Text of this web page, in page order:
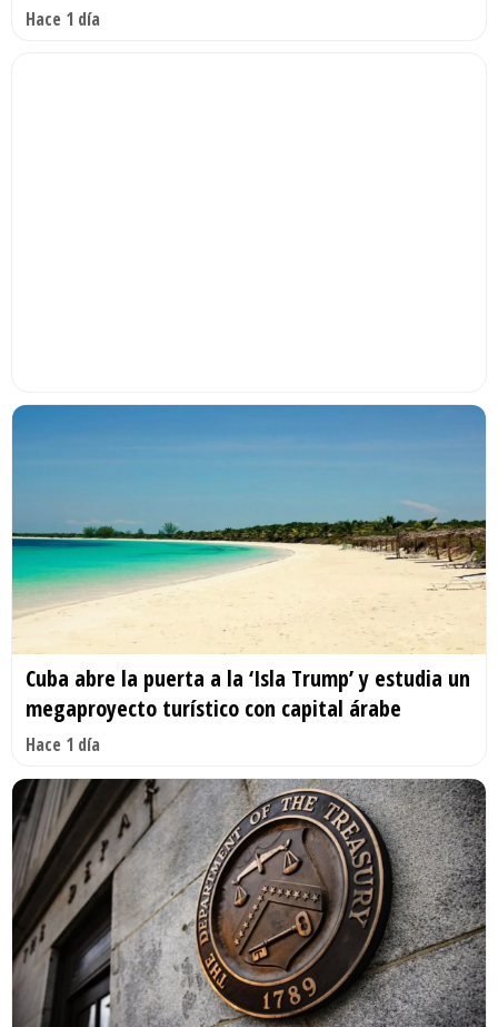
Hace 1 día
Cuba abre la puerta a la ‘Isla Trump’ y estudia un
megaproyecto turístico con capital árabe
Hace 1 día